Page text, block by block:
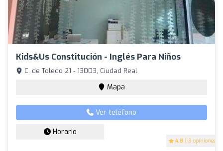
Kids&Us Constitución - Inglés Para Niños
4.8 (13 opiniones)
C. de Toledo 21 - 13003, Ciudad Real
Mapa
Ver teléfono
Horario